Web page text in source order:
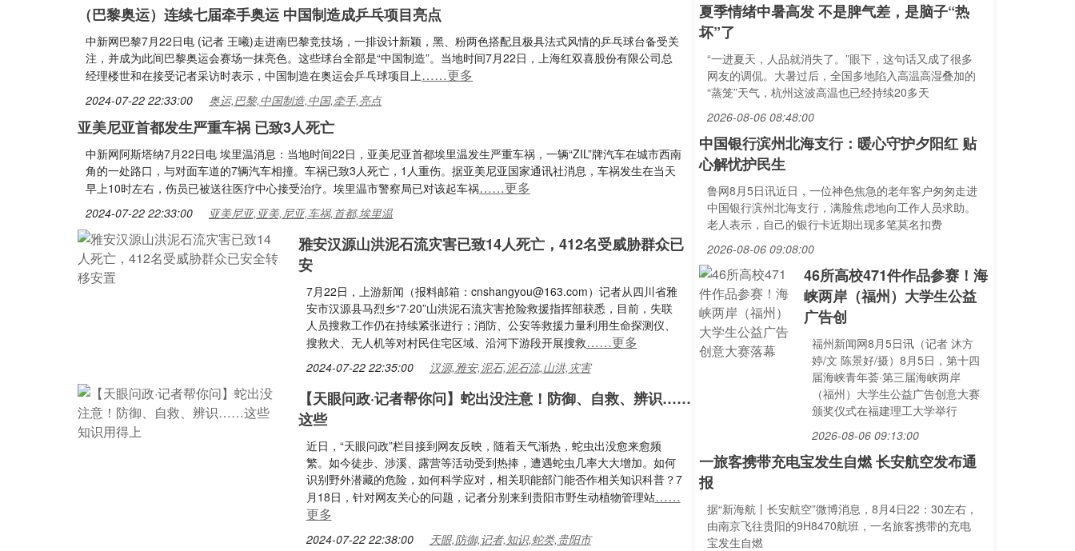
（巴黎奥运）连续七届牵手奥运 中国制造成乒乓项目亮点
中新网巴黎7月22日电 (记者 王曦)走进南巴黎竞技场，一排设计新颖，黑、粉两色搭配且极具法式风情的乒乓球台备受关
注，并成为此间巴黎奥运会赛场一抹亮色。这些球台全部是“中国制造”。当地时间7月22日，上海红双喜股份有限公司总
经理楼世和在接受记者采访时表示，中国制造在奥运会乒乓球项目上……更多
2024-07-22 22:33:00 奥运,巴黎,中国制造,中国,牵手,亮点
亚美尼亚首都发生严重车祸 已致3人死亡
中新网阿斯塔纳7月22日电 埃里温消息：当地时间22日，亚美尼亚首都埃里温发生严重车祸，一辆“ZIL”牌汽车在城市西南
角的一处路口，与对面车道的7辆汽车相撞。车祸已致3人死亡，1人重伤。据亚美尼亚国家通讯社消息，车祸发生在当天
早上10时左右，伤员已被送往医疗中心接受治疗。埃里温市警察局已对该起车祸……更多
2024-07-22 22:33:00 亚美尼亚,亚美,尼亚,车祸,首都,埃里温
雅安汉源山洪泥石流灾害已致14人死亡，412名受威胁群众已
安
7月22日，上游新闻（报料邮箱：cnshangyou@163.com）记者从四川省雅
安市汉源县马烈乡“7·20”山洪泥石流灾害抢险救援指挥部获悉，目前，失联
人员搜救工作仍在持续紧张进行；消防、公安等救援力量利用生命探测仪、
搜救犬、无人机等对村民住宅区域、沿河下游段开展搜救……更多
2024-07-22 22:35:00 汉源,雅安,泥石,泥石流,山洪,灾害
【天眼问政·记者帮你问】蛇出没注意！防御、自救、辨识……
这些
近日，“天眼问政”栏目接到网友反映，随着天气渐热，蛇虫出没愈来愈频
繁。如今徒步、涉溪、露营等活动受到热捧，遭遇蛇虫几率大大增加。如何
识别野外潜藏的危险，如何科学应对，相关职能部门能否作相关知识科普？7
月18日，针对网友关心的问题，记者分别来到贵阳市野生动植物管理站……
更多
2024-07-22 22:38:00 天眼,防御,记者,知识,蛇类,贵阳市
夏季情绪中暑高发 不是脾气差，是脑子“热
坏”了
“一进夏天，人品就消失了。”眼下，这句话又成了很多
网友的调侃。大暑过后，全国多地陷入高温高湿叠加的
“蒸笼”天气，杭州这波高温也已经持续20多天
2026-08-06 08:48:00
中国银行滨州北海支行：暖心守护夕阳红 贴
心解忧护民生
鲁网8月5日讯近日，一位神色焦急的老年客户匆匆走进
中国银行滨州北海支行，满脸焦虑地向工作人员求助。
老人表示，自己的银行卡近期出现多笔莫名扣费
2026-08-06 09:08:00
46所高校471件作品参赛！海
峡两岸（福州）大学生公益
广告创
福州新闻网8月5日讯（记者 沐方
婷/文 陈景好/摄）8月5日，第十四
届海峡青年荟·第三届海峡两岸
（福州）大学生公益广告创意大赛
颁奖仪式在福建理工大学举行
2026-08-06 09:13:00
一旅客携带充电宝发生自燃 长安航空发布通
报
据“新海航丨长安航空”微博消息，8月4日22：30左右，
由南京飞往贵阳的9H8470航班，一名旅客携带的充电
宝发生自燃